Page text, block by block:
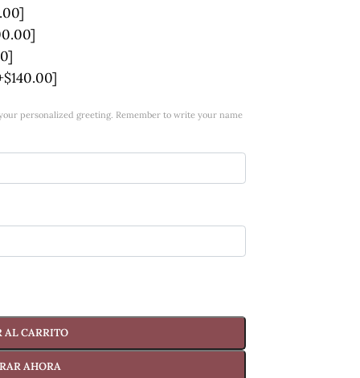
personalized greeting. Remember to write your name
AL CARRITO
AHORA